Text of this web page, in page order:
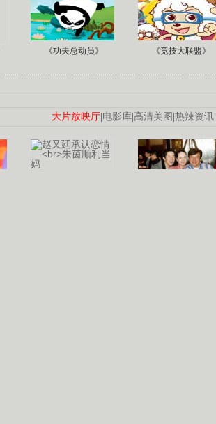
《功夫总动员》 《竞技大联盟》
大片放映厅|电影库|高清美图 |热辣资讯|